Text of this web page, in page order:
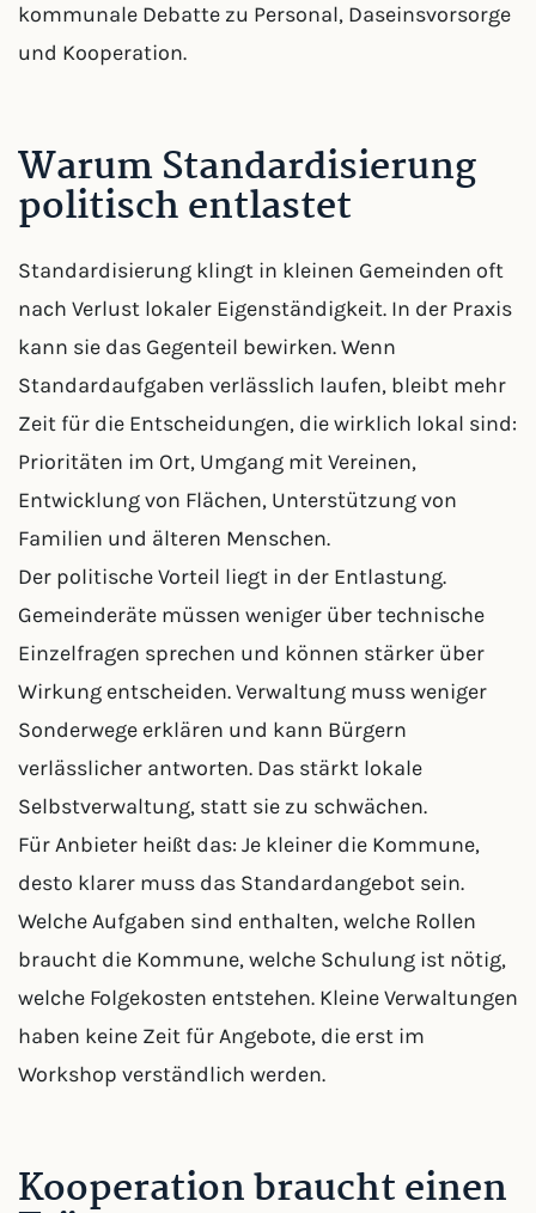
kommunale Debatte zu Personal, Daseinsvorsorge
und Kooperation.
Warum Standardisierung
politisch entlastet
Standardisierung klingt in kleinen Gemeinden oft
nach Verlust lokaler Eigenständigkeit. In der Praxis
kann sie das Gegenteil bewirken. Wenn
Standardaufgaben verlässlich laufen, bleibt mehr
Zeit für die Entscheidungen, die wirklich lokal sind:
Prioritäten im Ort, Umgang mit Vereinen,
Entwicklung von Flächen, Unterstützung von
Familien und älteren Menschen.
Der politische Vorteil liegt in der Entlastung.
Gemeinderäte müssen weniger über technische
Einzelfragen sprechen und können stärker über
Wirkung entscheiden. Verwaltung muss weniger
Sonderwege erklären und kann Bürgern
verlässlicher antworten. Das stärkt lokale
Selbstverwaltung, statt sie zu schwächen.
Für Anbieter heißt das: Je kleiner die Kommune,
desto klarer muss das Standardangebot sein.
Welche Aufgaben sind enthalten, welche Rollen
braucht die Kommune, welche Schulung ist nötig,
welche Folgekosten entstehen. Kleine Verwaltungen
haben keine Zeit für Angebote, die erst im
Workshop verständlich werden.
Kooperation braucht einen